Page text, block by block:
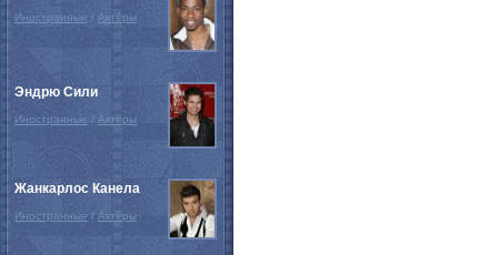
Иностранные / Актёры
Эндрю Сили
Иностранные / Актёры
Жанкарлос Канела
Иностранные / Актёры